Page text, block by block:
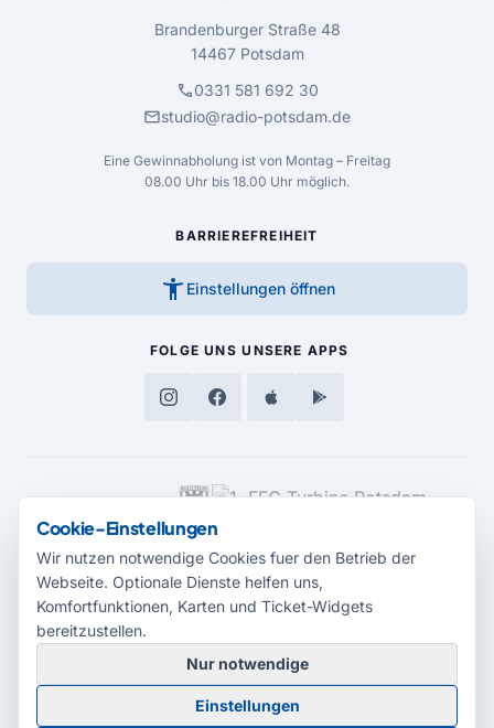
Brandenburger Straße 48
14467 Potsdam
call0331 581 692 30
mailstudio@radio-potsdam.de
Eine Gewinnabholung ist von Montag – Freitag
08.00 Uhr bis 18.00 Uhr möglich.
BARRIEREFREIHEIT
accessibility_new Einstellungen öffnen
FOLGE UNS UNSERE APPS
MEDIENPARTNER
© 2026 Radio Potsdam. Webseite entwickelt durch dieMedienagentur
Babelsberg
Cookie-Einstellungen
Wir nutzen notwendige Cookies fuer den Betrieb der
Webseite. Optionale Dienste helfen uns,
Komfortfunktionen, Karten und Ticket-Widgets
bereitzustellen.
Nur notwendige
Einstellungen